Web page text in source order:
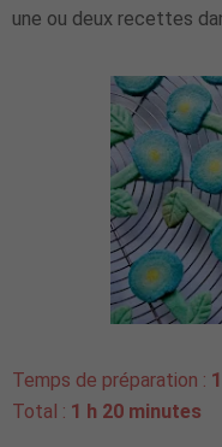
une ou deux recettes
Temps de préparation :
Total : 1 h 20 minutes